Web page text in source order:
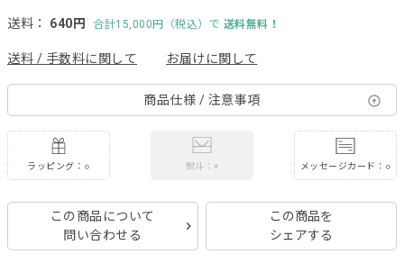
送料： 640円 合計15,000円（税込）で 送料無料！
送料 / 手数料に関して お届けに関して
商品仕様 / 注意事項
ラッピング：○ 熨斗：× メッセージカード：○
この商品について
問い合わせる
この商品を
シェアする